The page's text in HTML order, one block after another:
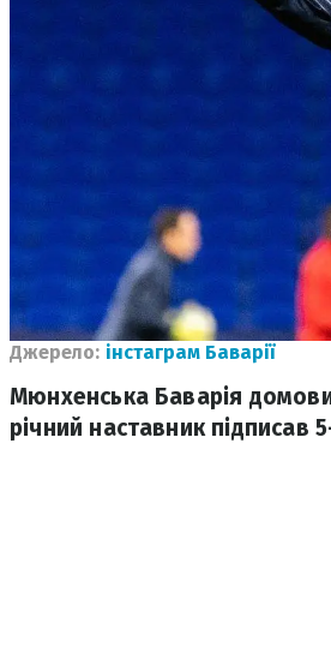
Джерело: інстаграм Баварії
Мюнхенська Баварія
річний наставник підписав